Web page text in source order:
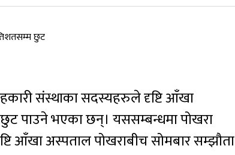
संस्थाका सदस्यहरुले दृष्टि आँखा
पाउने भएका छन्। यससम्बन्धमा पोखरा
आँखा अस्पताल पोखराबीच सोमबार सम्झौता